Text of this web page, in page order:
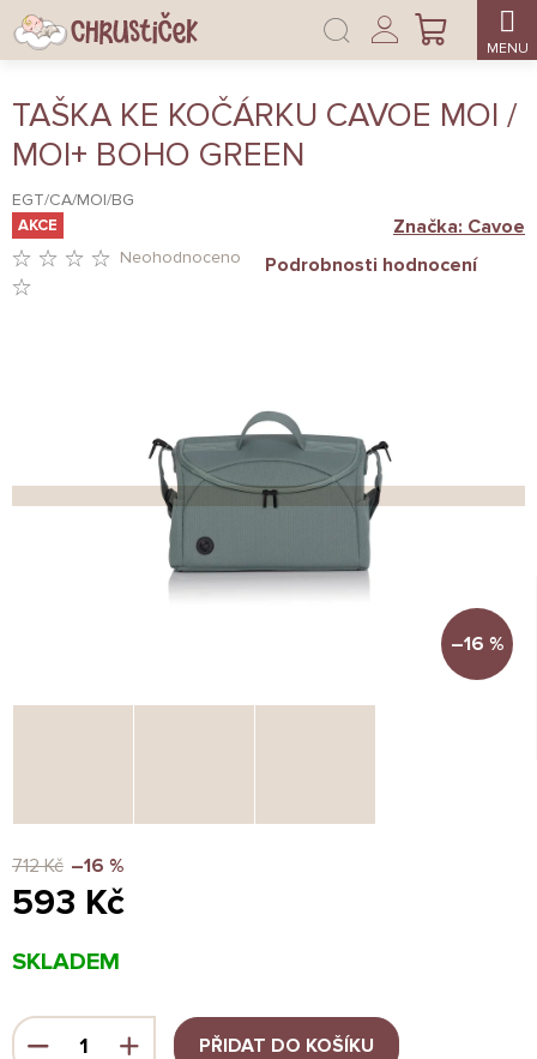
Přejít
na
obsah
NÁKUPNÍ
Přihlášení
TAŠKA KE KOČÁRKU CAVOE MOI /
MOI+ BOHO GREEN
EGT/CA/MOI/BG
AKCE
HVĚZDIČEK.
Neohodnoceno Podrobnosti hodnocení
Značka: Cavoe
–16 %
712 Kč –16 %
593 Kč
cena:
SKLADEM
PŘIDAT DO KOŠÍKU